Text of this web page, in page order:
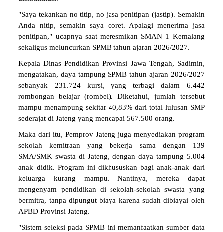
"Saya tekankan no titip, no jasa penitipan (jastip). Semakin
Anda nitip, semakin saya coret. Apalagi menerima jasa
penitipan," ucapnya saat meresmikan SMAN 1 Kemalang
sekaligus meluncurkan SPMB tahun ajaran 2026/2027.
Kepala Dinas Pendidikan Provinsi Jawa Tengah, Sadimin,
mengatakan, daya tampung SPMB tahun ajaran 2026/2027
sebanyak 231.724 kursi, yang terbagi dalam 6.442
rombongan belajar (rombel). Diketahui, jumlah tersebut
mampu menampung sekitar 40,83% dari total lulusan SMP
sederajat di Jateng yang mencapai 567.500 orang.
Maka dari itu, Pemprov Jateng juga menyediakan program
sekolah kemitraan yang bekerja sama dengan 139
SMA/SMK swasta di Jateng, dengan daya tampung 5.004
anak didik. Program ini dikhususkan bagi anak-anak dari
keluarga kurang mampu. Nantinya, mereka dapat
mengenyam pendidikan di sekolah-sekolah swasta yang
bermitra, tanpa dipungut biaya karena sudah dibiayai oleh
APBD Provinsi Jateng.
"Sistem seleksi pada SPMB ini memanfaatkan sumber data